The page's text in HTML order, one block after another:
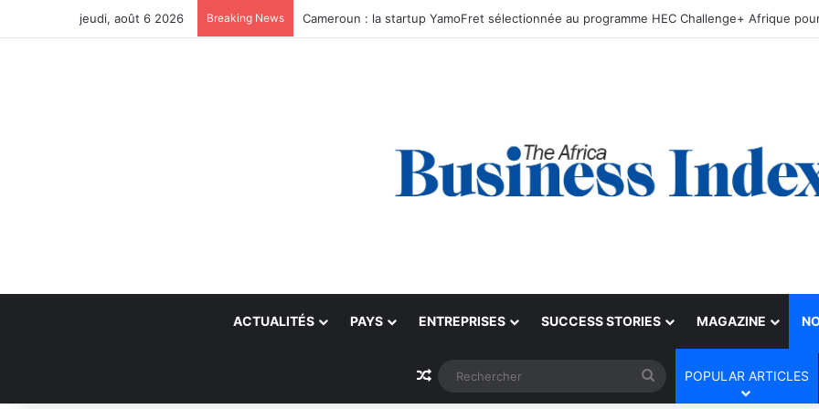
jeudi, août 6 2026 Breaking News
ACTUALITÉS PAYS ENTREPRISES SUCCESS STORIES MAGAZINE
Article Aléatoire Rechercher
POPULAR ARTICLES